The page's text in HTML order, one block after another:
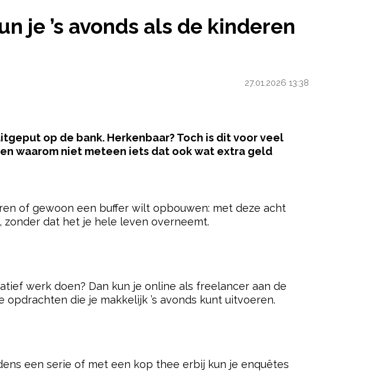
je ’s avonds als de kinderen
27.01.2026 13:38
op de bank. Herkenbaar? Toch is dit voor veel
waarom niet meteen iets dat ook wat extra geld
of gewoon een buffer wilt opbouwen: met deze acht
zonder dat het je hele leven overneemt.
werk doen? Dan kun je online als freelancer aan de
die je makkelijk ’s avonds kunt uitvoeren.
een serie of met een kop thee erbij kun je enquêtes